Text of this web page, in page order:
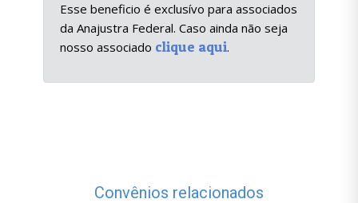
Esse beneficio é exclusívo para associados
da Anajustra Federal. Caso ainda não seja
nosso associado clique aqui.
Convênios relacionados